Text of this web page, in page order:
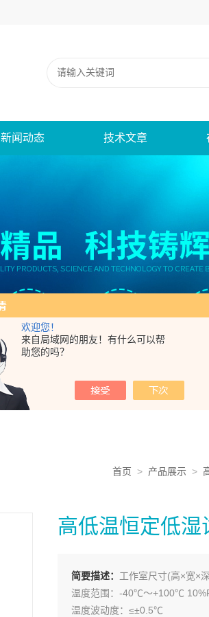
欢迎您！
来自局域网的朋友！有什么可以帮
助您的吗？
新闻动态 技术文章
首页 > 产品展示 >
高低温恒定低湿
简要描述： 工作室尺寸(高×宽×
温度范围：-40℃～+100℃
温度波动度：≤±0.5℃